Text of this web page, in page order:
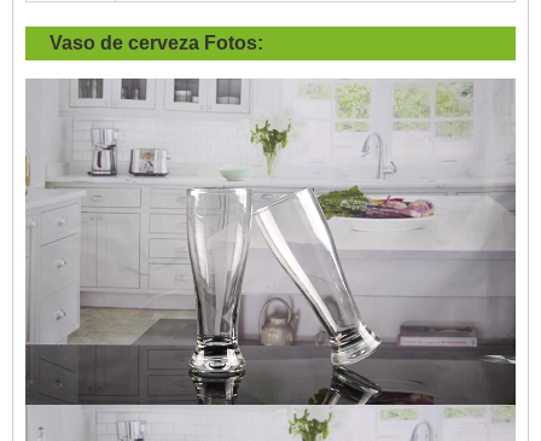
Vaso de cerveza Fotos: